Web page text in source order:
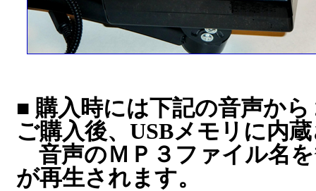
■ 購入時には下記の音声か
ご購入後、USBメモリに内
音声のＭＰ３ファイル名を
が再生されます。